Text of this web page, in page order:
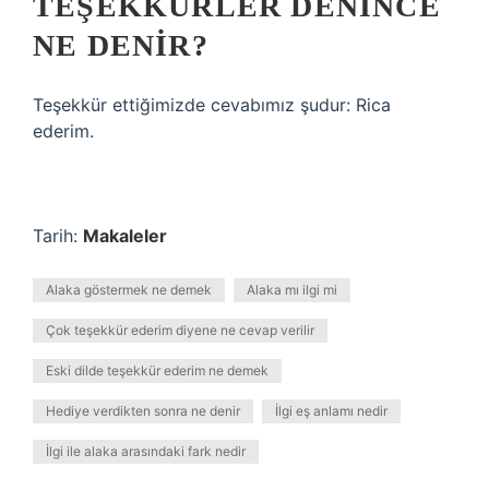
NE DENIR?
Teşekkür ettiğimizde cevabımız şudur: Rica
ederim.
Tarih: Makaleler
Alaka göstermek ne demek Alaka mı ilgi mi
Çok teşekkür ederim diyene ne cevap verilir
Eski dilde teşekkür ederim ne demek
Hediye verdikten sonra ne denir İlgi eş anlamı nedir
İlgi ile alaka arasındaki fark nedir